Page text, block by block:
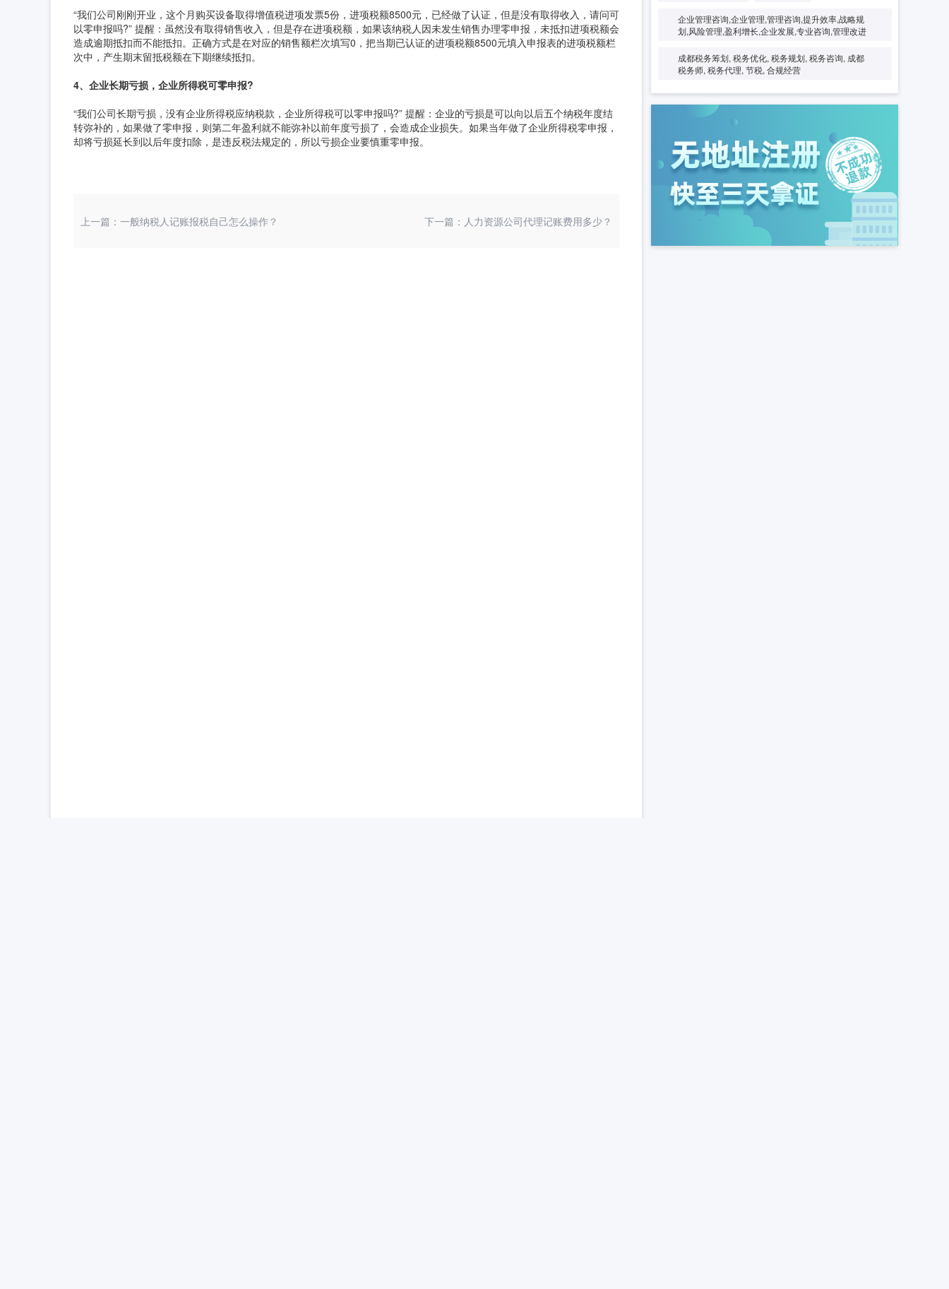
“我们公司刚刚开业，这个月购买设备取得增值税进项发票5份，进项税额8500元，已经做了认证，但是没有取得收入，请问可
以零申报吗?” 提醒：虽然没有取得销售收入，但是存在进项税额，如果该纳税人因未发生销售办理零申报，未抵扣进项税额会
造成逾期抵扣而不能抵扣。正确方式是在对应的销售额栏次填写0，把当期已认证的进项税额8500元填入申报表的进项税额栏
次中，产生期末留抵税额在下期继续抵扣。
4、企业长期亏损，企业所得税可零申报?
“我们公司长期亏损，没有企业所得税应纳税款，企业所得税可以零申报吗?” 提醒：企业的亏损是可以向以后五个纳税年度结
转弥补的，如果做了零申报，则第二年盈利就不能弥补以前年度亏损了，会造成企业损失。如果当年做了企业所得税零申报，
却将亏损延长到以后年度扣除，是违反税法规定的，所以亏损企业要慎重零申报。
上一篇：一般纳税人记账报税自己怎么操作？ 下一篇：人力资源公司代理记账费用多少？
企业管理咨询,企业管理,管理咨询,提升效率,战略规
划,风险管理,盈利增长,企业发展,专业咨询,管理改进
成都税务筹划, 税务优化, 税务规划, 税务咨询, 成都
税务师, 税务代理, 节税, 合规经营